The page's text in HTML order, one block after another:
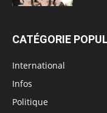
CATÉGORIE
International
Infos
Politique